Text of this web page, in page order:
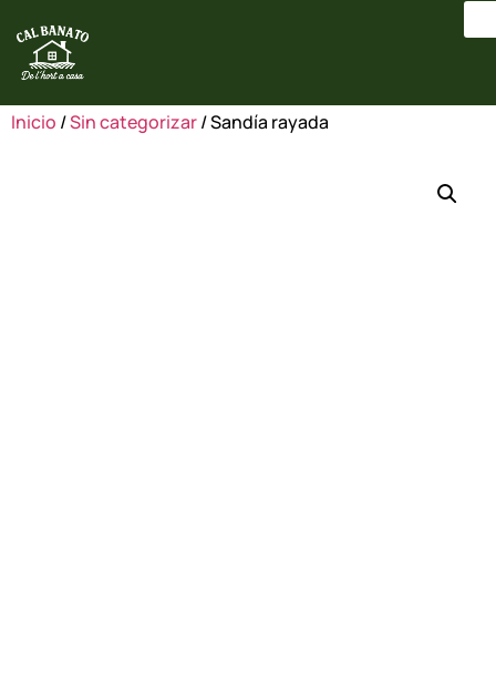
Inicio /Sin categorizar/ Sandía rayada